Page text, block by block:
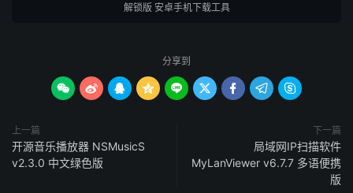
解锁版 安卓手机下载工具
分享到
        
上一篇
开源音乐播放器 NSMusicS
v2.3.0 中文绿色版
下一篇
局域网IP扫描软件
MyLanViewer v6.7.7 多语便携
版